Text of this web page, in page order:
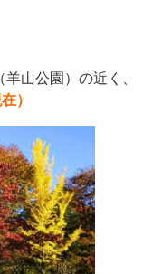
山公園）の近く、
）